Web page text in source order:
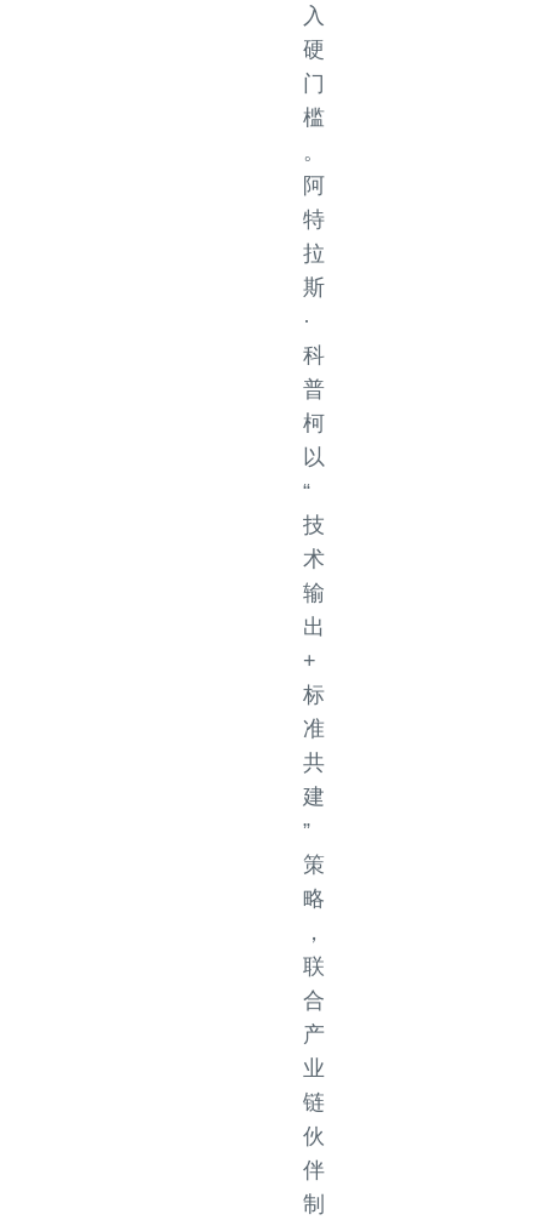
入
硬
门
槛
。
阿
特
拉
斯
·
科
普
柯
以
“
技
术
输
出
+
标
准
共
建
”
策
略
，
联
合
产
业
链
伙
伴
制